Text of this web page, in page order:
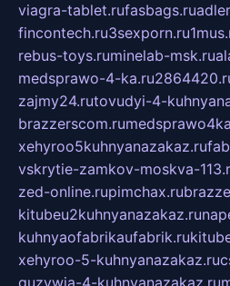
viagra-tablet.rufasbags.ru
fincontech.ru3sexporn.ru
rebus-toys.ruminelab-msk.ru
medsprawo-4-ka.ru
zajmy24.rutovudyi-4-
brazzerscom.ru
xehyroo5kuhnyanazakaz.ru
vskrytie-zamkov-moskva-
zed-online.rupimchax.ru
kitubeu2kuhnyanazakaz.ru
kuhnyaofabrikaufabrik.ru
xehyroo-5-kuhnyanazakaz.ru